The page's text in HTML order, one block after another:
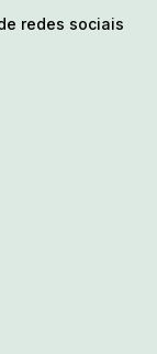
redes sociais